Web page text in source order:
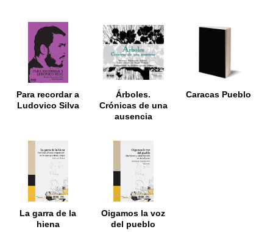
Para recordar a
Ludovico Silva
Árboles.
Crónicas de una
ausencia
Caracas Pueblo
La garra de la
hiena
Oigamos la voz
del pueblo